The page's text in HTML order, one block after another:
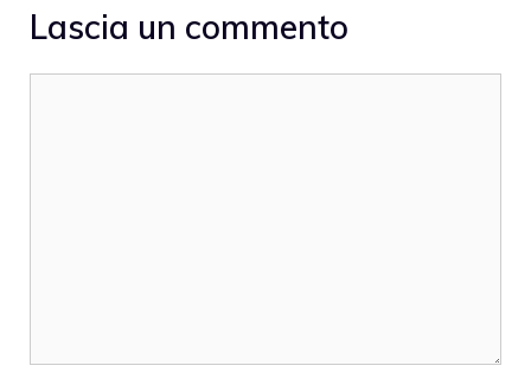
Lascia un commento